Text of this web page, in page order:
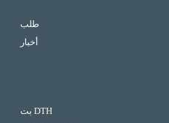
طلب
أخبار
بت DTH